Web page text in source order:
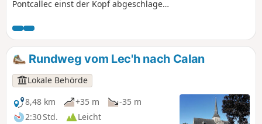
Pontcallec einst der Kopf abgeschlagen.
entlang des Scorff-Tals. Die Wege, die
durch den Staatswald und entlang des
tief eingeschnittenen Flusslaufs führen,
bieten die Möglichkeit, einen geheimen
Ort im Herzen der Bretagne zu
entdecken.
Rundweg vom Lec'h nach Calan
Lokale Behörde
8,48 km
+35 m
-35 m
2:30 Std.
Leicht